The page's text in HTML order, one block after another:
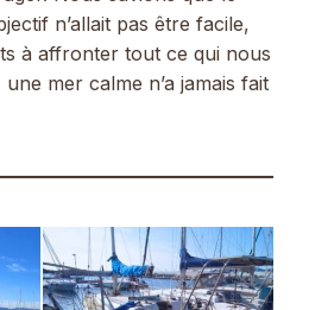
n’allait pas être facile,
à affronter tout ce qui nous
mer calme n’a jamais fait